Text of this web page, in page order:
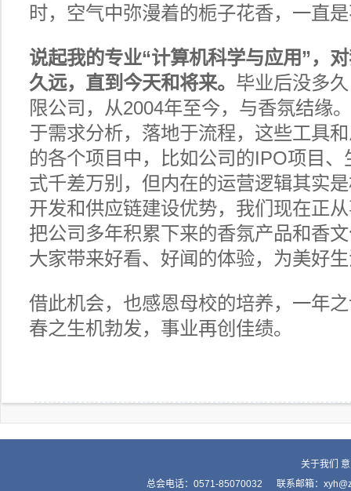
时，空气中弥漫着的栀子花香，一直
说起我的专业“计算机科学与应用”，
久远，直到今天和将来。 毕业后没多
限公司，从2004年至今，与香氛结缘
于需求分析，落地于流程，这些工具
的各个项目中，比如公司的IPO项目
式千差万别，但内在的运营逻辑其实
开发和供应链建设优势，我们现在正
把公司多年积累下来的香氛产品和香
大家带来好看、好闻的体验，为美好
借此机会，也感恩母校的培养，一年
春之生机勃发，事业再创佳绩。
关于我们
总会电话：0571-85070032 联系邮箱：